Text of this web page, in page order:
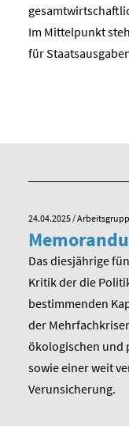
Im Mittelpunkt
für
24.04.2025/
Das diesjährige
Kritik der die
bestimmenden
der
ökologischen und
sowie einer weit
Verunsicherung.